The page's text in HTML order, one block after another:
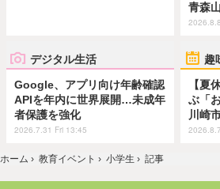
青森
デジタル生活
Google、アプリ向け年齢確認
APIを年内に世界展開…未成年
者保護を強化
2026.7.31 Fri 13:45
趣
【夏
ぶ「
川崎
ホーム › 教育イベント › 小学生 › 記事